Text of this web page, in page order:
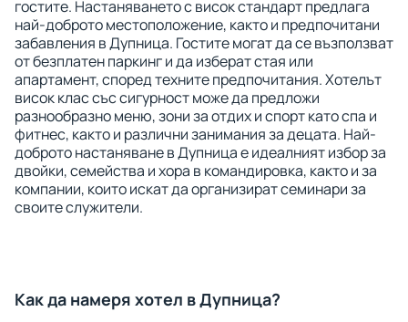
гостите. Настаняването с висок стандарт предлага
най-доброто местоположение, както и предпочитани
забавления в Дупница. Гостите могат да се възползват
от безплатен паркинг и да изберат стая или
апартамент, според техните предпочитания. Хотелът
висок клас със сигурност може да предложи
разнообразно меню, зони за отдих и спорт като спа и
фитнес, както и различни занимания за децата. Най-
доброто настаняване в Дупница е идеалният избор за
двойки, семейства и хора в командировка, както и за
компании, които искат да организират семинари за
своите служители.
Как да намеря хотел в Дупница?